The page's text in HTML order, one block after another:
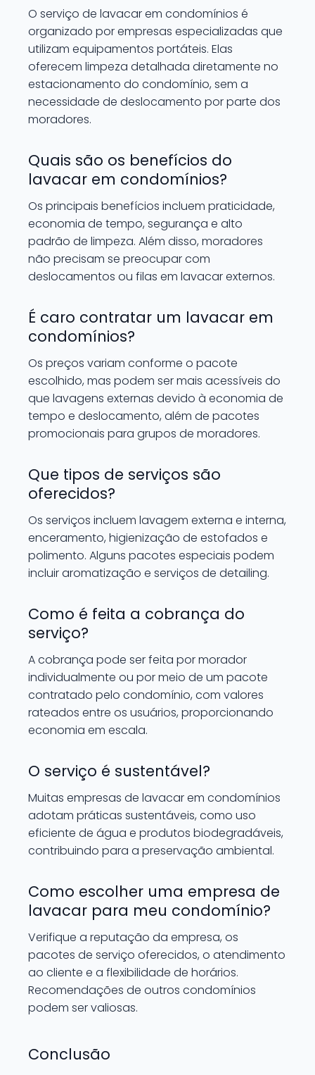
O serviço de lavacar em condomínios é
organizado por empresas especializadas que
utilizam equipamentos portáteis. Elas
oferecem limpeza detalhada diretamente no
estacionamento do condomínio, sem a
necessidade de deslocamento por parte dos
moradores.
Quais são os benefícios do
lavacar em condomínios?
Os principais benefícios incluem praticidade,
economia de tempo, segurança e alto
padrão de limpeza. Além disso, moradores
não precisam se preocupar com
deslocamentos ou filas em lavacar externos.
É caro contratar um lavacar em
condomínios?
Os preços variam conforme o pacote
escolhido, mas podem ser mais acessíveis do
que lavagens externas devido à economia de
tempo e deslocamento, além de pacotes
promocionais para grupos de moradores.
Que tipos de serviços são
oferecidos?
Os serviços incluem lavagem externa e interna,
enceramento, higienização de estofados e
polimento. Alguns pacotes especiais podem
incluir aromatização e serviços de detailing.
Como é feita a cobrança do
serviço?
A cobrança pode ser feita por morador
individualmente ou por meio de um pacote
contratado pelo condomínio, com valores
rateados entre os usuários, proporcionando
economia em escala.
O serviço é sustentável?
Muitas empresas de lavacar em condomínios
adotam práticas sustentáveis, como uso
eficiente de água e produtos biodegradáveis,
contribuindo para a preservação ambiental.
Como escolher uma empresa de
lavacar para meu condomínio?
Verifique a reputação da empresa, os
pacotes de serviço oferecidos, o atendimento
ao cliente e a flexibilidade de horários.
Recomendações de outros condomínios
podem ser valiosas.
Conclusão